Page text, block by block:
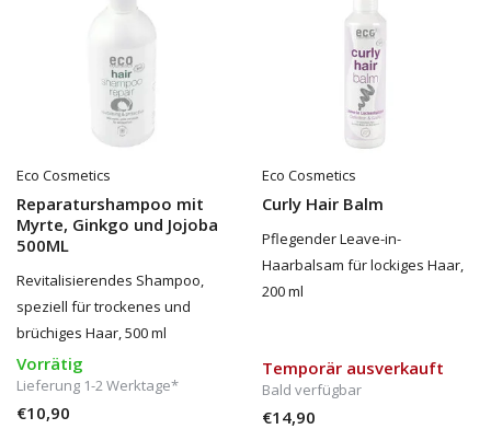
Eco Cosmetics
Reparaturshampoo mit
Myrte, Ginkgo und Jojoba
500ML
Revitalisierendes Shampoo,
speziell für trockenes und
brüchiges Haar, 500 ml
Vorrätig
Lieferung 1-2 Werktage*
€10,90
Eco Cosmetics
Curly Hair Balm
Pflegender Leave-in-
Haarbalsam für lockiges Haar,
200 ml
Temporär ausverkauft
Bald verfügbar
€14,90